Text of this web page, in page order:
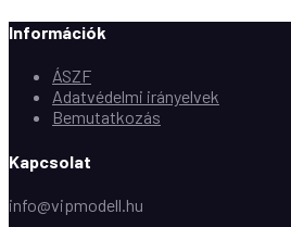
Információk
ÁSZF
Adatvédelmi irányelvek
Bemutatkozás
Kapcsolat
info@vipmodell.hu